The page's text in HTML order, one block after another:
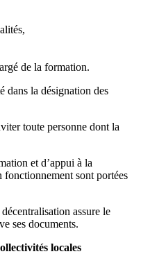
de la formation.
dans la désignation des
toute personne dont la
et d’appui à la
fonctionnement sont portées
assure le
ses documents.
locales